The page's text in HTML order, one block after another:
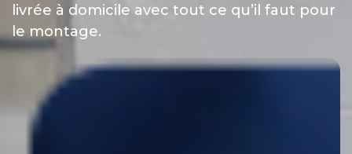
livrée à domicile avec tout ce qu’il faut pour
le montage.